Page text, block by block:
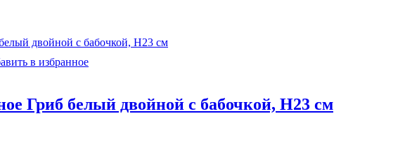
в избранное
Гриб белый двойной с бабочкой, Н23 см